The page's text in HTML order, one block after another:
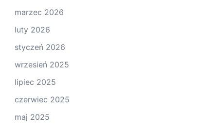
marzec 2026
luty 2026
styczeń 2026
wrzesień 2025
lipiec 2025
czerwiec 2025
maj 2025